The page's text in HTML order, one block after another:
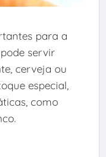
para a
servir
cerveja ou
especial,
como